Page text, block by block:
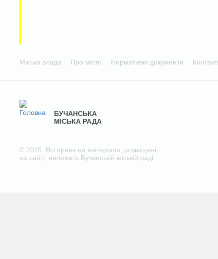
Міська влада Про місто Нормативні документи
БУЧАНСЬКА
МІСЬКА РАДА
© 2015. Всі права на матеріали, розміщені
на сайті, належать Бучанській міській раді